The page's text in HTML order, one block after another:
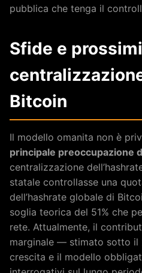
pubblica che tenga il
Sfide e
Bitcoin
Il modello omanita non è
principale preoccupazione
centralizzazione
statale controllasse una
dell’hashrate globale di
soglia teorica del 51% che
rete. Attualmente, il
marginale — stimato sotto
crescita e il modello